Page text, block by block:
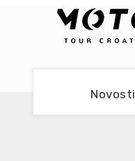
Novosti
Damir Pritišanac - Prile